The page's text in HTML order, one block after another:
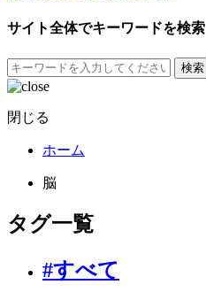
サイト全体でキーワードを検索
検索
閉じる
ホーム
脳
タグ一覧
#すべて